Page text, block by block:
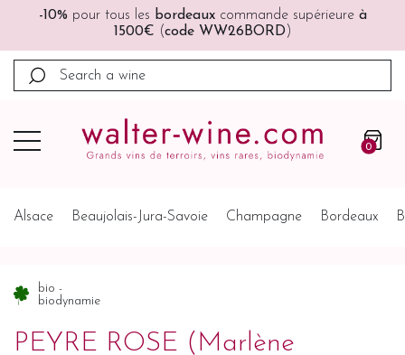
à 🚚🚚Port offert à partir de 200€ (France,
Belgique, Pays-Bas)
0
Alsace Beaujolais-Jura-Savoie Champagne Bordeaux
bio -
biodynamie
PEYRE ROSE (Marlène